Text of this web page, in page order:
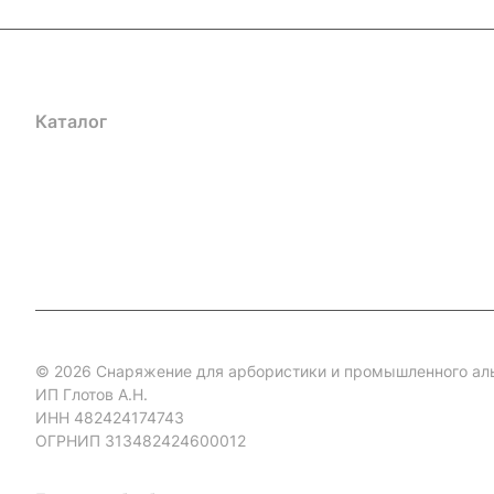
Каталог
© 2026 Снаряжение для арбористики и промышленного
ИП Глотов А.Н.
ИНН 482424174743
ОГРНИП 313482424600012